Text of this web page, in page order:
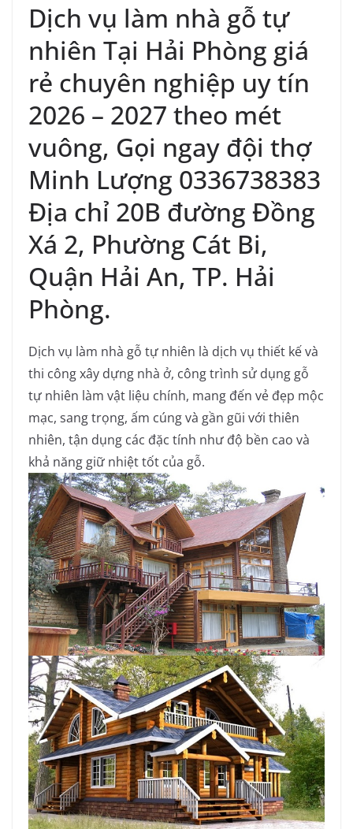
Dịch vụ làm nhà gỗ tự
nhiên Tại Hải Phòng giá
rẻ chuyên nghiệp uy tín
2026 – 2027 theo mét
vuông, Gọi ngay đội thợ
Minh Lượng 0336738383
Địa chỉ 20B đường Đồng
Xá 2, Phường Cát Bi,
Quận Hải An, TP. Hải
Phòng.
Dịch vụ làm nhà gỗ tự nhiên là dịch vụ thiết kế và
thi công xây dựng nhà ở, công trình sử dụng gỗ
tự nhiên làm vật liệu chính, mang đến vẻ đẹp mộc
mạc, sang trọng, ấm cúng và gần gũi với thiên
nhiên, tận dụng các đặc tính như độ bền cao và
khả năng giữ nhiệt tốt của gỗ.